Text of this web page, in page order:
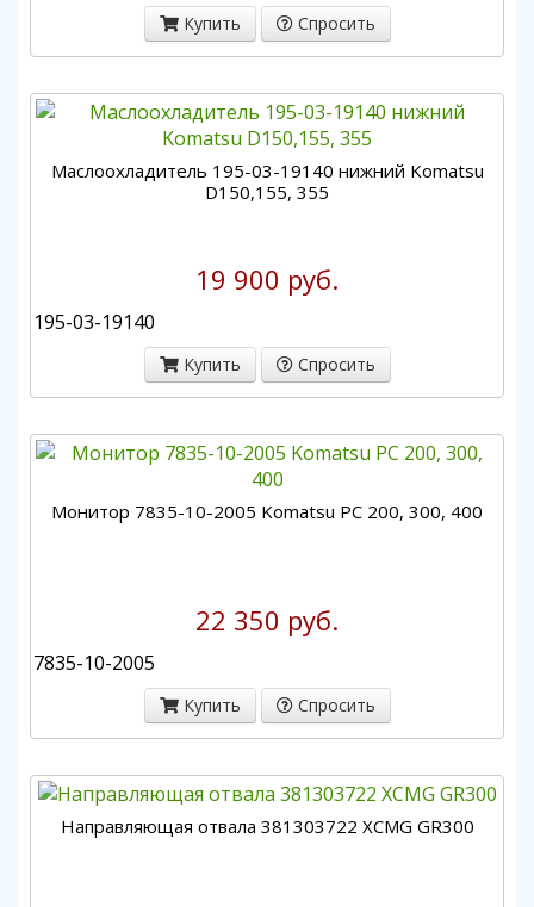
Купить Спросить
Маслоохладитель 195-03-19140 нижний Komatsu
D150,155, 355
19 900 руб.
195-03-19140
Купить Спросить
Монитор 7835-10-2005 Komatsu РС 200, 300, 400
22 350 руб.
7835-10-2005
Купить Спросить
Направляющая отвала 381303722 XCMG GR300